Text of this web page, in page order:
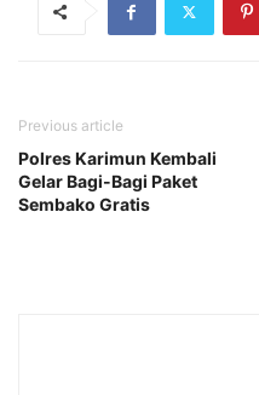
Previous article
Polres Karimun Kembali
Gelar Bagi-Bagi Paket
Sembako Gratis